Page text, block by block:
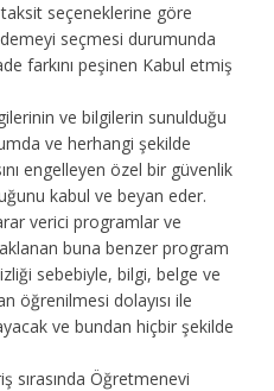
taksit seçeneklerine göre
seçmesi durumunda
farkını peşinen Kabul etmiş
ve bilgilerin sunulduğu
ve herhangi şekilde
engelleyen özel bir güvenlik
kabul ve beyan eder.
verici programlar ve
buna benzer program
sebebiyle, bilgi, belge ve
öğrenilmesi dolayısı ile
ve bundan hiçbir şekilde
sırasında Öğretmenevi